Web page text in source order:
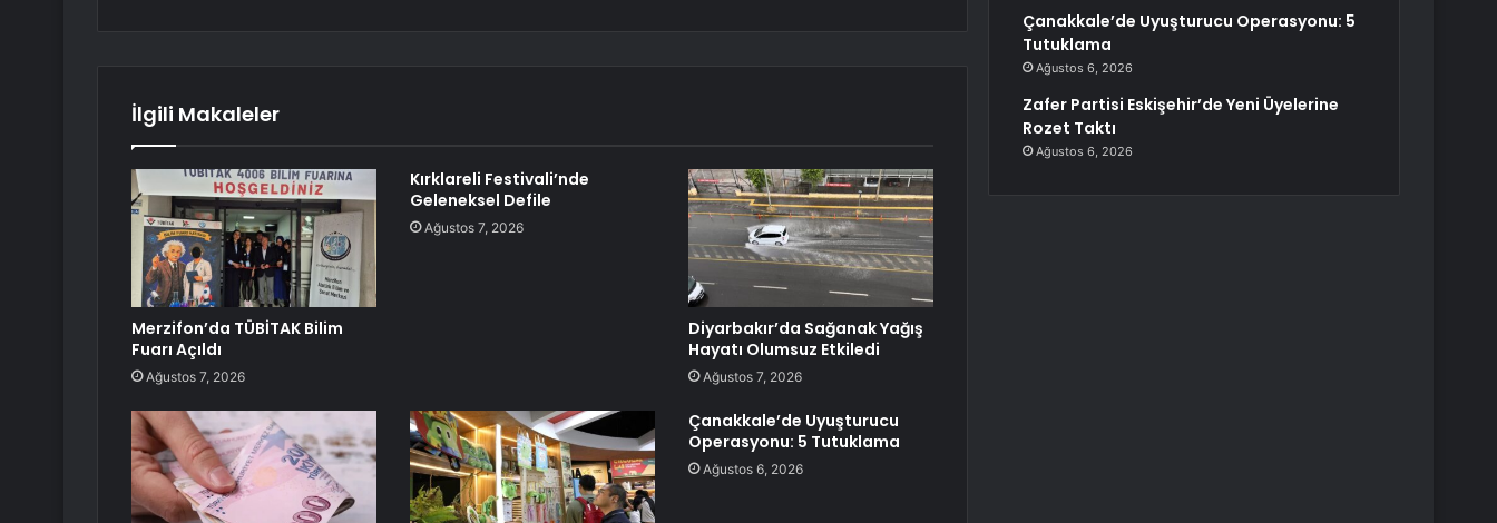
İlgili Makaleler
Merzifon’da TÜBİTAK Bilim
Fuarı Açıldı
Ağustos 7, 2026
Kırklareli Festivali’nde
Geleneksel Defile
Ağustos 7, 2026
Diyarbakır’da Sağanak Yağış
Hayatı Olumsuz Etkiledi
Ağustos 7, 2026
Çanakkale’de Uyuşturucu
Operasyonu: 5 Tutuklama
Ağustos 6, 2026
Çanakkale’de Uyuşturucu Operasyonu: 5
Tutuklama
Ağustos 6, 2026
Zafer Partisi Eskişehir’de Yeni Üyelerine
Rozet Taktı
Ağustos 6, 2026